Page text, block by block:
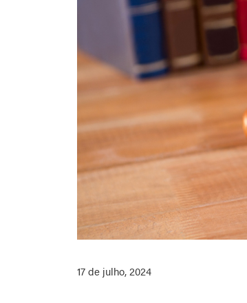
17 de julho, 2024